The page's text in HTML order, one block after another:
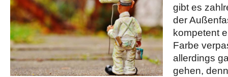
gibt es
der
kompetent
Farbe
allerdings
gehen,